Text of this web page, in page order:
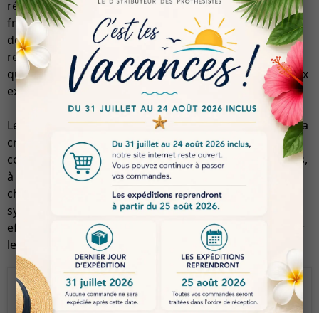
réalisation de restaurations le jour même, après un
fraisage et un polissage minutieux. De plus, son haut
degré de polymérisation assure une densité
remarquable, une résistance accrue à l’usure, ainsi
qu’une stabilité de couleur durable, répondant ainsi aux
exigences esthétiques des praticiens.
Le GlasHybrid Block est particulièrement adapté pour la
création d’inlays, d’onlays, de facettes, ainsi que de
couronnes unitaires, tant antérieures que postérieures,
à condition qu’elles ne soient pas soumises à des
charges occlusales élevées. Ce matériau offre une
synergie parfaite entre esthétique, durabilité et
efficacité clinique, faisant de lui un choix privilégié pour
les professionnels de la dentisterie moderne.
Bewertungen